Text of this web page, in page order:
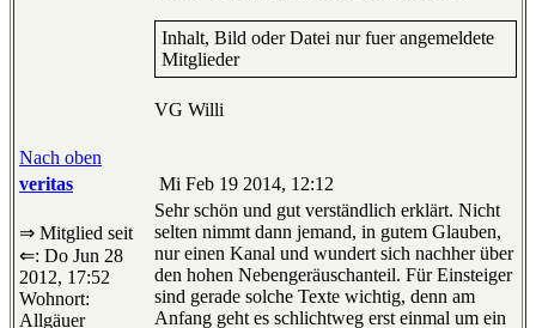
Inhalt, Bild oder Datei nur fuer angemeldete
Mitglieder
VG Willi
Nach oben
veritas
Mi Feb 19 2014, 12:12
⇒ Mitglied seit
⇐: Do Jun 28
2012, 17:52
Wohnort:
Allgäuer
Sehr schön und gut verständlich erklärt. Nicht
selten nimmt dann jemand, in gutem Glauben,
nur einen Kanal und wundert sich nachher über
den hohen Nebengeräuschanteil. Für Einsteiger
sind gerade solche Texte wichtig, denn am
Anfang geht es schlichtweg erst einmal um ein